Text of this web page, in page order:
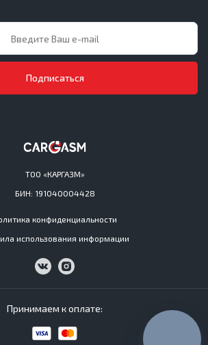
ТОО «КАРГАЗМ»
БИН: 191040004428
конфиденциальности
использования информации
Подписаться
Принимаем к оплате: